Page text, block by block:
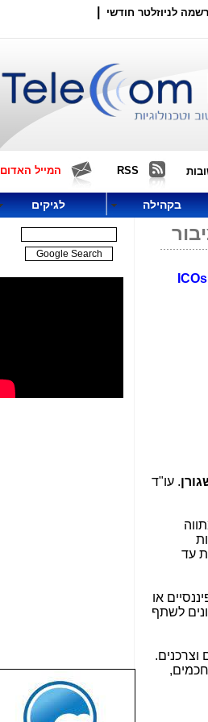
לניוזלטר חודשי
RSS המייל האדום
בקהילה לגיקים
. עו"ד
עד
או
לשתף
וצרכנים.
חכמים,
שבוע טוב לכל
הגולשים באשר